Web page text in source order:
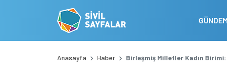
GÜNDEM
Anasayfa Haber Birleşmiş Milletler Kadın